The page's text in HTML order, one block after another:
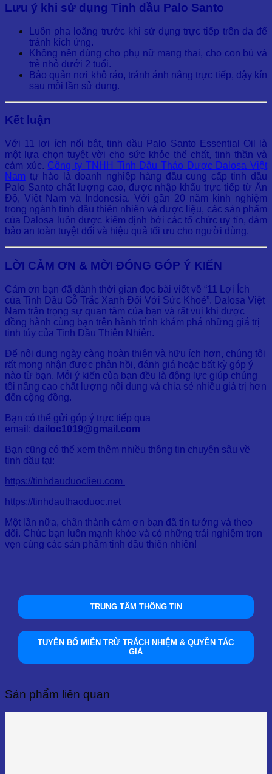
Lưu ý khi sử dụng Tinh dầu Palo Santo
Luôn pha loãng trước khi sử dụng trực tiếp trên da để
tránh kích ứng.
Không nên dùng cho phụ nữ mang thai, cho con bú và
trẻ nhỏ dưới 2 tuổi.
Bảo quản nơi khô ráo, tránh ánh nắng trực tiếp, đậy kín
sau mỗi lần sử dụng.
Kết luận
Với 11 lợi ích nổi bật, tinh dầu Palo Santo Essential Oil là
một lựa chọn tuyệt vời cho sức khỏe thể chất, tinh thần và
cảm xúc. Công ty TNHH Tinh Dầu Thảo Dược Dalosa Việt
Nam tự hào là doanh nghiệp hàng đầu cung cấp tinh dầu
Palo Santo chất lượng cao, được nhập khẩu trực tiếp từ Ấn
Độ, Việt Nam và Indonesia. Với gần 20 năm kinh nghiệm
trong ngành tinh dầu thiên nhiên và dược liệu, các sản phẩm
của Dalosa luôn được kiểm định bởi các tổ chức uy tín, đảm
bảo an toàn tuyệt đối và hiệu quả tối ưu cho người dùng.
LỜI CẢM ƠN & MỜI ĐÓNG GÓP Ý KIẾN
Cảm ơn bạn đã dành thời gian đọc bài viết về “11 Lợi Ích
của Tinh Dầu Gỗ Trắc Xanh Đối Với Sức Khoẻ”. Dalosa Việt
Nam trân trọng sự quan tâm của bạn và rất vui khi được
đồng hành cùng bạn trên hành trình khám phá những giá trị
tinh túy của Tinh Dầu Thiên Nhiên.
Để nội dung ngày càng hoàn thiện và hữu ích hơn, chúng tôi
rất mong nhận được phản hồi, đánh giá hoặc bất kỳ góp ý
nào từ bạn. Mỗi ý kiến của bạn đều là động lực giúp chúng
tôi nâng cao chất lượng nội dung và chia sẻ nhiều giá trị hơn
đến cộng đồng.
Bạn có thể gửi góp ý trực tiếp qua
email: dailoc1019@gmail.com
Bạn cũng có thể xem thêm nhiều thông tin chuyên sâu về
tinh dầu tại:
https://tinhdauduoclieu.com
https://tinhdauthaoduoc.net
Một lần nữa, chân thành cảm ơn bạn đã tin tưởng và theo
dõi. Chúc bạn luôn mạnh khỏe và có những trải nghiệm trọn
vẹn cùng các sản phẩm tinh dầu thiên nhiên!
TRUNG TÂM THÔNG TIN
TUYÊN BỐ MIỄN TRỪ TRÁCH NHIỆM & QUYỀN TÁC
GIẢ
Sản phẩm liên quan